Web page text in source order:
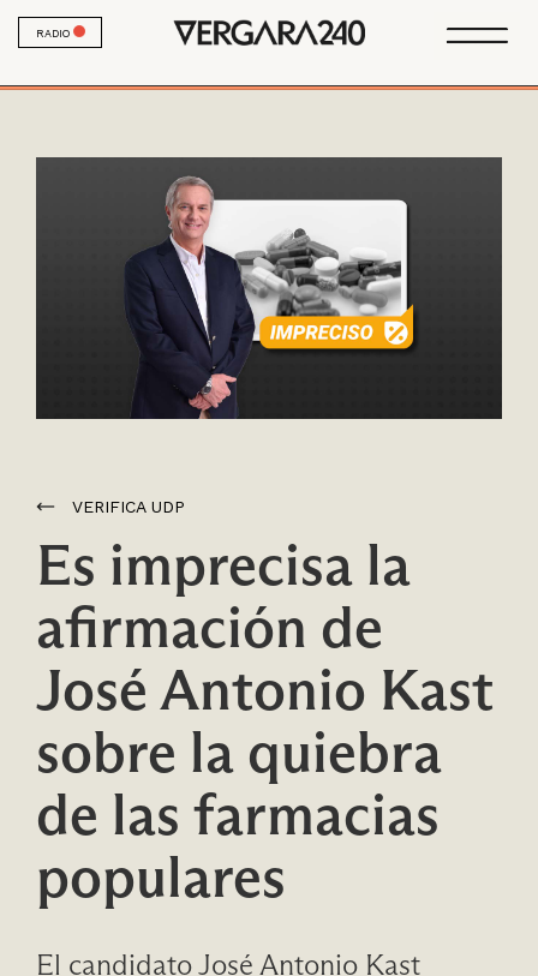
RADIO
VERIFICA UDP
Es imprecisa la
afirmación de
José Antonio Kast
sobre la quiebra
de las farmacias
populares
El candidato José Antonio Kast